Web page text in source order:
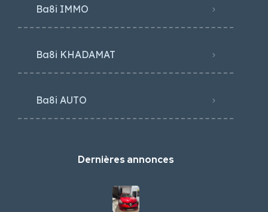
Ba8i IMMO
Ba8i KHADAMAT
Ba8i AUTO
Dernières annonces